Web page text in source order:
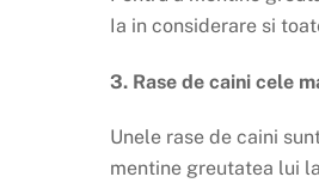
Ia in considerare si
3. Rase de caini cele
Unele rase de caini
mentine greutatea lui